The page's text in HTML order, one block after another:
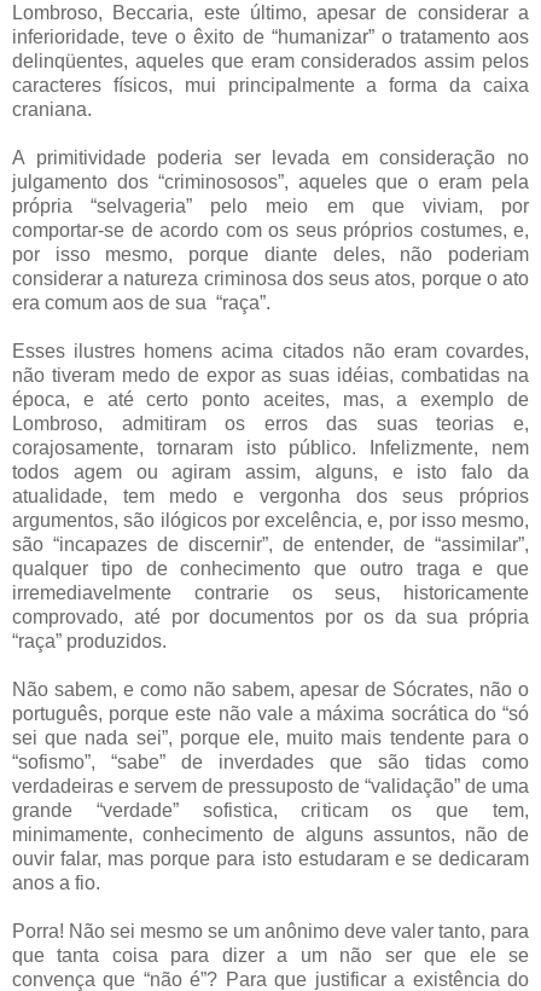
Lombroso, Beccaria, este último, apesar de considerar a
inferioridade, teve o êxito de “humanizar” o tratamento aos
delinqüentes, aqueles que eram considerados assim pelos
caracteres físicos, mui principalmente a forma da caixa
craniana.
A primitividade poderia ser levada em consideração no
julgamento dos “criminososos”, aqueles que o eram pela
própria “selvageria” pelo meio em que viviam, por
comportar-se de acordo com os seus próprios costumes, e,
por isso mesmo, porque diante deles, não poderiam
considerar a natureza criminosa dos seus atos, porque o ato
era comum aos de sua “raça”.
Esses ilustres homens acima citados não eram covardes,
não tiveram medo de expor as suas idéias, combatidas na
época, e até certo ponto aceites, mas, a exemplo de
Lombroso, admitiram os erros das suas teorias e,
corajosamente, tornaram isto público. Infelizmente, nem
todos agem ou agiram assim, alguns, e isto falo da
atualidade, tem medo e vergonha dos seus próprios
argumentos, são ilógicos por excelência, e, por isso mesmo,
são “incapazes de discernir”, de entender, de “assimilar”,
qualquer tipo de conhecimento que outro traga e que
irremediavelmente contrarie os seus, historicamente
comprovado, até por documentos por os da sua própria
“raça” produzidos.
Não sabem, e como não sabem, apesar de Sócrates, não o
português, porque este não vale a máxima socrática do “só
sei que nada sei”, porque ele, muito mais tendente para o
“sofismo”, “sabe” de inverdades que são tidas como
verdadeiras e servem de pressuposto de “validação” de uma
grande “verdade” sofistica, criticam os que tem,
minimamente, conhecimento de alguns assuntos, não de
ouvir falar, mas porque para isto estudaram e se dedicaram
anos a fio.
Porra! Não sei mesmo se um anônimo deve valer tanto, para
que tanta coisa para dizer a um não ser que ele se
convença que “não é”? Para que justificar a existência do